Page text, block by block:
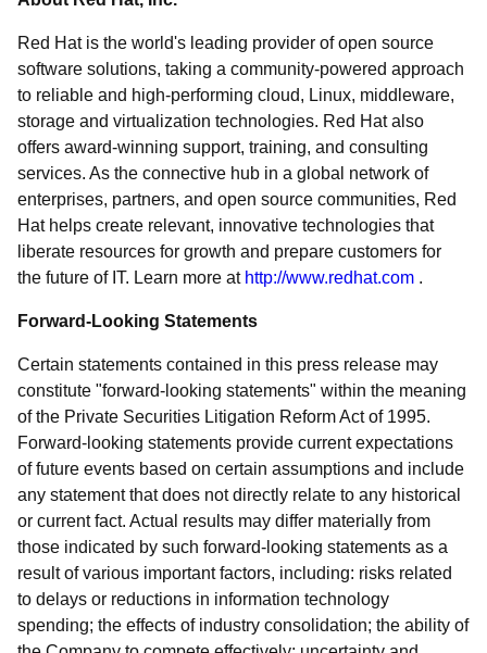
Red Hat is the world's leading provider of open source
software solutions, taking a community-powered approach
to reliable and high-performing cloud, Linux, middleware,
storage and virtualization technologies. Red Hat also
offers award-winning support, training, and consulting
services. As the connective hub in a global network of
enterprises, partners, and open source communities, Red
Hat helps create relevant, innovative technologies that
liberate resources for growth and prepare customers for
the future of IT. Learn more at http://www.redhat.com .
Forward-Looking Statements
Certain statements contained in this press release may
constitute "forward-looking statements" within the meaning
of the Private Securities Litigation Reform Act of 1995.
Forward-looking statements provide current expectations
of future events based on certain assumptions and include
any statement that does not directly relate to any historical
or current fact. Actual results may differ materially from
those indicated by such forward-looking statements as a
result of various important factors, including: risks related
to delays or reductions in information technology
spending; the effects of industry consolidation; the ability of